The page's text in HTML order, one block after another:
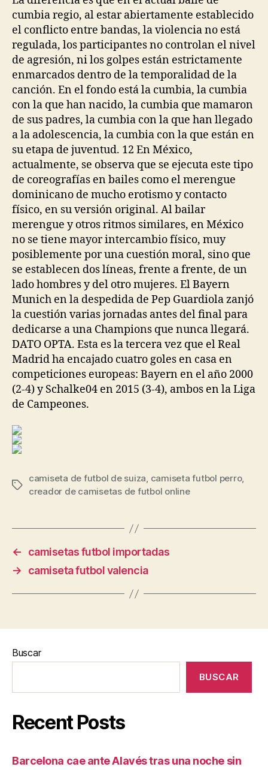
cumbia regio, al estar abiertamente establecido
el conflicto entre bandas, la violencia no está
regulada, los participantes no controlan el nivel
de agresión, ni los golpes están estrictamente
enmarcados dentro de la temporalidad de la
canción. En el fondo está la cumbia, la cumbia
con la que han nacido, la cumbia que mamaron
de sus padres, la cumbia con la que han llegado
a la adolescencia, la cumbia con la que están en
su etapa de juventud. 12 En México,
actualmente, se observa que se ejecuta este tipo
de coreografías en bailes como el merengue
dominicano de mucho erotismo y contacto
físico, en su versión original. Al bailar
merengue y otros ritmos similares, en México
no se tiene mayor intercambio físico, muy
posiblemente por una cuestión moral, sino que
se establecen dos líneas, frente a frente, de un
lado hombres y del otro mujeres. El Bayern
Munich en la despedida de Pep Guardiola zanjó
la cuestión varias jornadas antes del final para
dedicarse a una Champions que nunca llegará.
DATO OPTA. Esta es la tercera vez que el Real
Madrid ha encajado cuatro goles en casa en
competiciones europeas: Bayern en el año 2000
(2-4) y Schalke04 en 2015 (3-4), ambos en la Liga
de Campeones.
Etiquetas
camiseta de futbol de suiza, camiseta futbol perro,
creador de camisetas de futbol online
←
camisetas futbol importadas
→
camiseta futbol valencia
Buscar
BUSCAR
Recent Posts
Barcelona cae ante Alavés tras una noche sin